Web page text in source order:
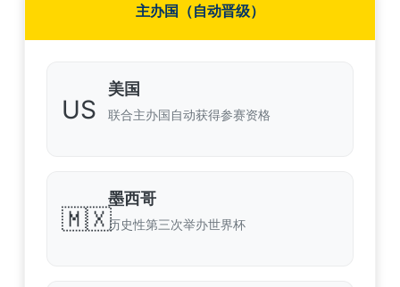
主办国（自动晋级）
US
美国
联合主办国自动获得参赛资格
🇲🇽
墨西哥
历史性第三次举办世界杯